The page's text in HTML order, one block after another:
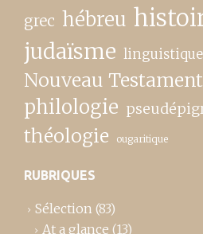
grec hébreu
judaïsme linguistique
Nouveau Testament
philologie
théologie ougaritique
RUBRIQUES
Sélection (83)
At a glance (13)